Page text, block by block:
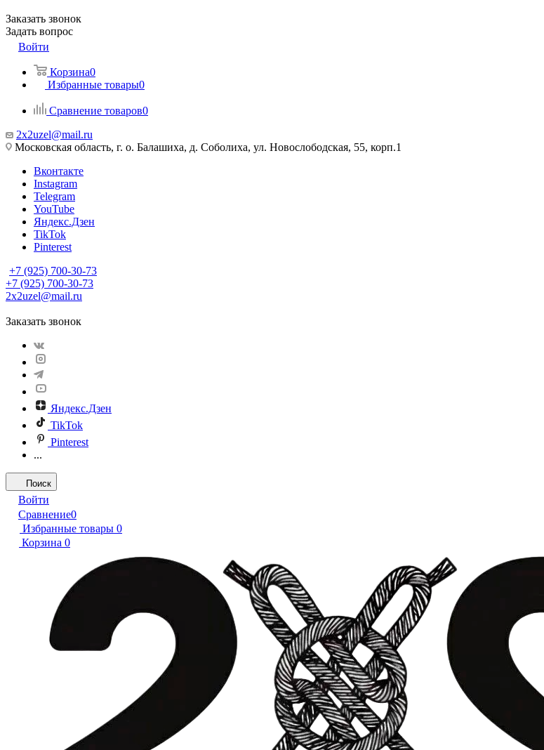
Заказать звонок
Задать вопрос
Войти
Корзина0
Избранные товары0
Сравнение товаров0
2x2uzel@mail.ru
Московская область, г. о. Балашиха, д. Соболиха, ул. Новослободская, 55, корп.1
Вконтакте
Instagram
Telegram
YouTube
Яндекс.Дзен
TikTok
Pinterest
+7 (925) 700-30-73
+7 (925) 700-30-73
2x2uzel@mail.ru
Заказать звонок
Яндекс.Дзен
TikTok
Pinterest
...
Поиск
Войти
Сравнение0
Избранные товары 0
Корзина 0